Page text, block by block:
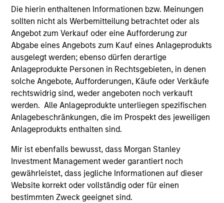
Die hierin enthaltenen Informationen bzw. Meinungen
sollten nicht als Werbemitteilung betrachtet oder als
Angebot zum Verkauf oder eine Aufforderung zur
Abgabe eines Angebots zum Kauf eines Anlageprodukts
ausgelegt werden; ebenso dürfen derartige
Anlageprodukte Personen in Rechtsgebieten, in denen
solche Angebote, Aufforderungen, Käufe oder Verkäufe
rechtswidrig sind, weder angeboten noch verkauft
werden. Alle Anlageprodukte unterliegen spezifischen
Anlagebeschränkungen, die im Prospekt des jeweiligen
Anlageprodukts enthalten sind.
Mir ist ebenfalls bewusst, dass Morgan Stanley
Investment Management weder garantiert noch
gewährleistet, dass jegliche Informationen auf dieser
Website korrekt oder vollständig oder für einen
bestimmten Zweck geeignet sind.
VIDEO
Video: Warum man jetzt in
sollte - Strategie, Wettbewerbsvorteil
und langfristige Chancen
Schwellenländeranleihen können substanzielle
Erträge und Diversifikation bieten, doch die
Treiber der Rendite unterscheiden sich
erheblich zwischen den einzelnen Ländern und